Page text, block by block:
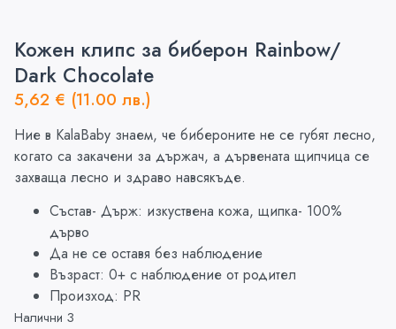
Кожен клипс за биберон Rainbow/
Dark Chocolate
5,62 € (11.00 лв.)
Ние в KalaBaby знаем, че бибероните не се губят лесно,
когато са закачени за държач, а дървената щипчица се
захваща лесно и здраво навсякъде.
Състав- Държ: изкуствена кожа, щипка- 100%
дърво
Да не се оставя без наблюдение
Възраст: 0+ с наблюдение от родител
Произход: PR
Налични 3